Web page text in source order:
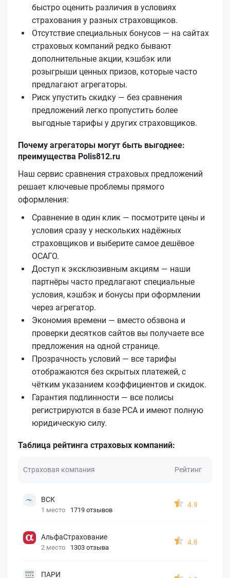
быстро оценить различия в условиях
страхования у разных страховщиков.
Отсутствие специальных бонусов — на сайтах
страховых компаний редко бывают
дополнительные акции, кэшбэк или
розыгрыши ценных призов, которые часто
предлагают агрегаторы.
Риск упустить скидку — без сравнения
предложений легко пропустить более
выгодные тарифы у других страховщиков.
Почему агрегаторы могут быть выгоднее:
преимущества Polis812.ru
Наш сервис сравнения страховых предложений
решает ключевые проблемы прямого
оформления:
Сравнение в один клик — посмотрите цены и
условия сразу у нескольких надёжных
страховщиков и выберите самое дешёвое
ОСАГО.
Доступ к эксклюзивным акциям — наши
партнёры часто предлагают специальные
условия, кэшбэк и бонусы при оформлении
через агрегатор.
Экономия времени — вместо обзвона и
проверки десятков сайтов вы получаете все
предложения на одной странице.
Прозрачность условий — все тарифы
отображаются без скрытых платежей, с
чётким указанием коэффициентов и скидок.
Гарантия подлинности — все полисы
регистрируются в базе РСА и имеют полную
юридическую силу.
Таблица рейтинга страховых компаний:
Страховая компания Рейтинг
ВСК
1 место 1719 отзывов
4.9
АльфаСтрахование
2 место 1303 отзыва
4.8
ПАРИ